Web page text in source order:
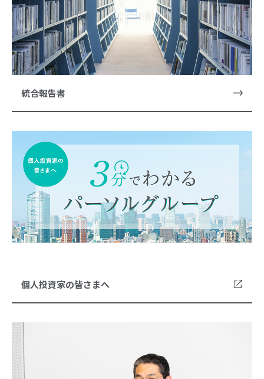
統合報告書
個人投資家の皆さまへ